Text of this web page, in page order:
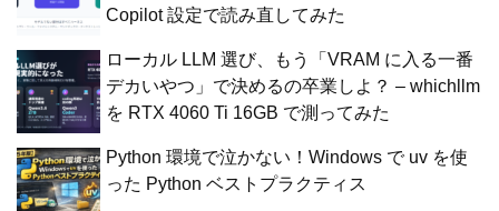
Copilot 設定で読み直してみた
ローカル LLM 選び、もう「VRAM に入る一番
デカいやつ」で決めるの卒業しよ？ – whichllm
を RTX 4060 Ti 16GB で測ってみた
Python 環境で泣かない！Windows で uv を使
った Python ベストプラクティス